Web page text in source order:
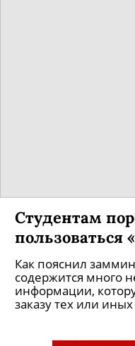
Студентам
пользоваться
Как пояснил
содержится много
информации,
заказу тех или